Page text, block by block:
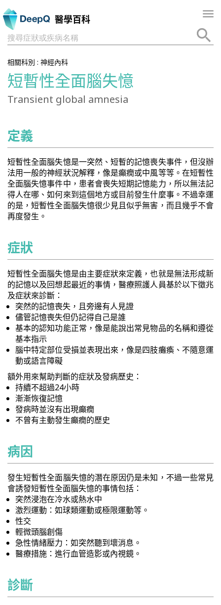
醫學百科
搜尋症狀或疾病名稱
相關科別 : 神經內科
短暫性全面腦失憶
Transient global amnesia
定義
短暫性全面腦失憶是一突然、短暫的記憶喪失事件，但沒辦
法用一般的神經狀況解釋，像是癲癇或中風等等。在短暫性
全面腦失憶事件中，患者會喪失短期記憶能力，所以無法記
得人在哪、如何來到這個地方或目前發生什麼事。不過幸運
的是，短暫性全面腦失憶很少見且似乎無害，而且幾乎不會
再度發生。
症狀
短暫性全面腦失憶是由主要症狀來定義，也就是無法形成新
的記憶以及回想起最近的事情，醫療照護人員基於以下徵兆
及症狀來診斷：
突然的記憶喪失，且旁邊有人見證
儘管記憶喪失但仍記得自己是誰
基本的認知功能正常，像是能說出常見物品的名稱和遵從
基本指示
腦中特定部位受損並表現出來，像是四肢癱瘓、不隨意運
動或語言障礙
額外用來幫助判斷的症狀及發病歷史：
持續不超過24小時
漸漸恢復記憶
發病時並沒有出現癲癇
不曾有主動發生癲癇的歷史
病因
發生短暫性全面腦失憶的潛在原因仍是未知，不過一些常見
會誘發短暫性全面腦失憶的事情包括：
突然浸泡在冷水或熱水中
激烈運動：如球類運動或極限運動等。
性交
輕微頭腦創傷
急性情緒壓力：如突然聽到壞消息。
醫療措施：進行血管造影或內視鏡。
診斷